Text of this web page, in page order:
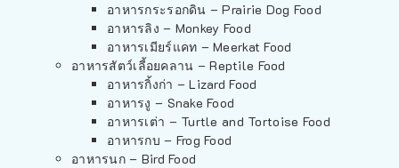
อาหารกระรอกดิน – Prairie Dog Food
อาหารลิง – Monkey Food
อาหารเมียร์แคท – Meerkat Food
อาหารสัตว์เลี้อยคลาน – Reptile Food
อาหารกิ้งก่า – Lizard Food
อาหารงู – Snake Food
อาหารเต่า – Turtle and Tortoise Food
อาหารกบ – Frog Food
อาหารนก – Bird Food